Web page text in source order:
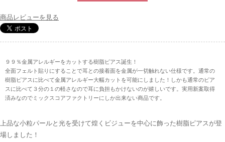
商品レビューを見る
９９％金属アレルギーをカットする樹脂ピアス誕生！
全面フェルト貼りにすることで耳との接着面を金属が一切触れない仕様です。通常の
樹脂ピアスに比べて金属アレルギー大幅カットを可能にしました！しかも通常のピア
スに比べて３分の１の軽さなので耳に負担もかけないのが嬉しいです。実用新案取得
済みなのでミックスコアファクトリーにしか出来ない商品です。
上品な小粒パールと光を受けて煌くビジューを中心に飾った樹脂ピアスが登
場しました！